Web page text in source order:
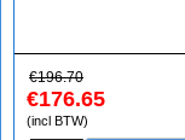
€196.70
€176.65
(incl BTW)